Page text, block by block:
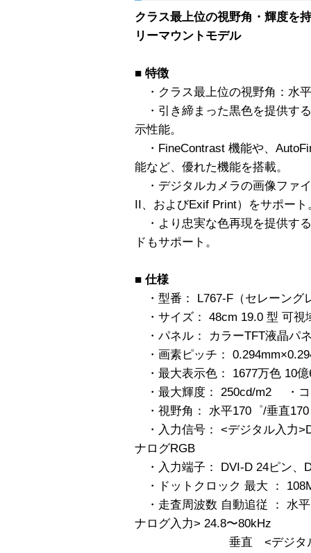
クラス最上位の視野角・輝度を
リーマウントモデル
■ 特徴
・クラス最上位の視野角：水
・引き締まった黒色を提供す
示性能。
・FineContrast 機能や、
能など、優れた機能を搭載。
・デジタルカメラの画像ファ
II、およびExif Print）をサポート
・より忠実な色再現を提供す
ドもサポート。
■仕様
・型番： L767-F（セレーング
・サイズ： 48cm 19.0 型 可視
・パネル： カラーTFT液晶パ
・画素ピッチ：
・最大表示色： 1677万色 10億
・最大輝度： 250cd/m2 ・コ
・視野角： 水平170゜/垂直170
・入力信号： <デジタル入力
ナログRGB
・入力端子： DVI-D 24ピン、
・ドットクロック 最大 ：
・走査周波数 自動追従 ： 水
ナログ入力> 24.8〜80kHz
垂直 <デジタル入力>